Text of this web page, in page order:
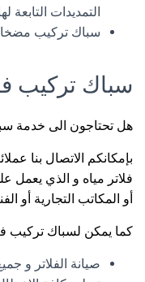
التمديدات التابعة
سباك تركيب
سباك تركيب
هل تحتاجون الى خدمة
بإمكانكم الاتصال بنا
فلاتر مياه و الذي يعمل
أو المكاتب التجارية أو
كما يمكن لسباك تركيب
صيانة الفلاتر و